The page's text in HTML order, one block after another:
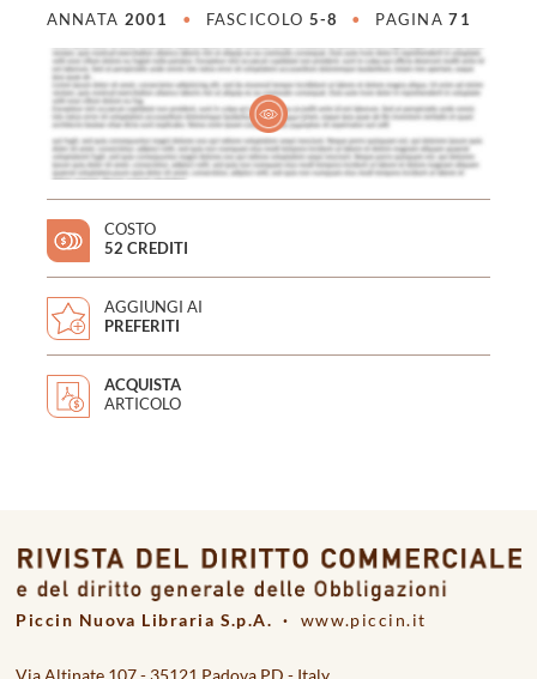
ANNATA 2001 • FASCICOLO 5-8 • PAGINA71
COSTO
52 CREDITI
AGGIUNGI AI
PREFERITI
ACQUISTA
ARTICOLO
Piccin Nuova Libraria S.p.A. · www.piccin.it
Via Altinate 107 - 35121 Padova PD - Italy